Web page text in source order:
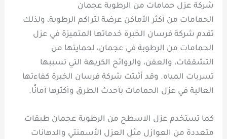
شركة عزل حمامات من الرطوبة عجمان
الحمامات من أكثر الأماكن عرضة لتراكم الرطوبة، ولذلك
تقدم شركة فرسان الخبرة خدماتها المتميزة في عزل
الحمامات من الرطوبة في عجمان، لحمايتها من
التشققات، والعفن، والروائح الكريهة التي تسببها
تسربات المياه. وقد أثبتت شركة فرسان الخبرة كفاءتها
العالية في عزل الحمامات بأحدث الطرق وأكثرها أمانًا.
كما تستخدم عزل الاسطح من الرطوبة عجمان طبقات
متعددة من العوازل مثل العزل الأسمنتي والدهانات